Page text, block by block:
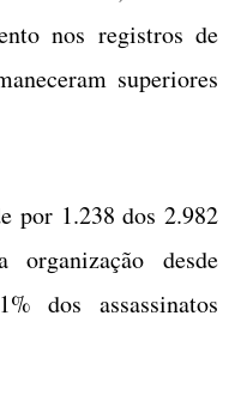
nos registros de
superiores
por 1.238 dos 2.982
organização desde
dos assassinatos